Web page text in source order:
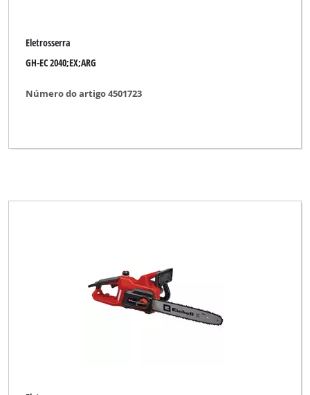
Eletrosserra
GH-EC 2040;EX;ARG
Número do artigo 4501723